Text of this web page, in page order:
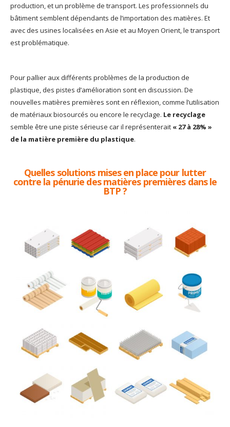
production, et un problème de transport. Les professionnels du
bâtiment semblent dépendants de l’importation des matières. Et
avec des usines localisées en Asie et au Moyen Orient, le transport
est problématique.
Pour pallier aux différents problèmes de la production de
plastique, des pistes d’amélioration sont en discussion. De
nouvelles matières premières sont en réflexion, comme l’utilisation
de matériaux biosourcés ou encore le recyclage. Le recyclage
semble être une piste sérieuse car il représenterait « 27 à 28% »
de la matière première du plastique.
Quelles solutions mises en place pour lutter
contre la pénurie des matières premières dans le
BTP ?